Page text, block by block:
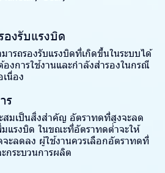
องรับแรงบิด
รถรองรับแรงบิดที่เกิดขึ้นในระบบได้
งการใช้งานและกำลังสำรองในกรณี
นื่อง
ร
สมเป็นสิ่งสำคัญ อัตราทดที่สูงจะลด
มแรงบิด ในขณะที่อัตราทดต่ำจะให้
จะลดลง ผู้ใช้งานควรเลือกอัตราทดที่
กระบวนการผลิต